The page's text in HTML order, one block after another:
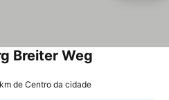
Breiter Weg
de Centro da cidade